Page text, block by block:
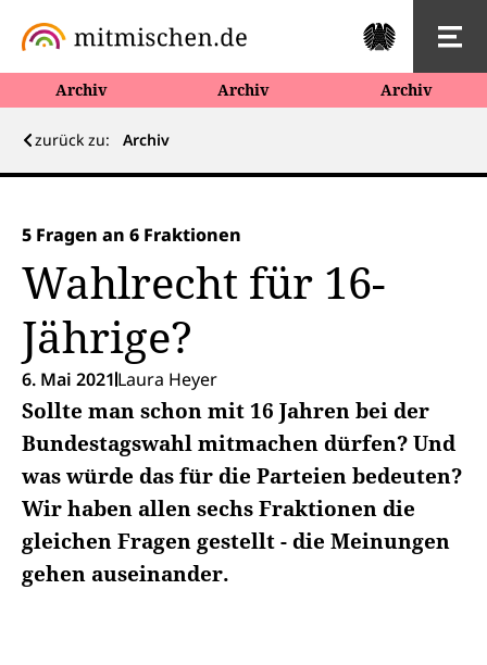
Archiv Archiv Archiv
zurück zu: Archiv
5 Fragen an 6 Fraktionen
Wahlrecht für 16-
Jährige?
6. Mai 2021 Laura Heyer
Sollte man schon mit 16 Jahren bei der
Bundestagswahl mitmachen dürfen? Und
was würde das für die Parteien bedeuten?
Wir haben allen sechs Fraktionen die
gleichen Fragen gestellt - die Meinungen
gehen auseinander.